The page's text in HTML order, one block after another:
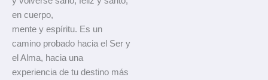
en cuerpo,
mente y espíritu. Es un
camino probado hacia el Ser y
el Alma, hacia una
experiencia de tu destino más